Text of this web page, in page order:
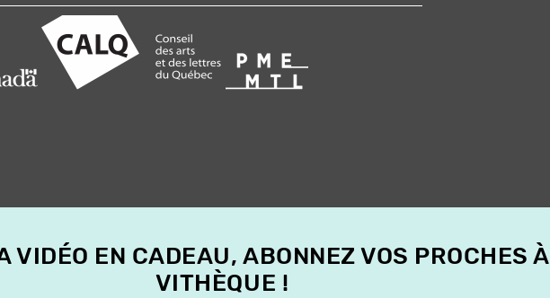
VIDÉO EN CADEAU, ABONNEZ VOS PROCHES À
VITHÈQUE !